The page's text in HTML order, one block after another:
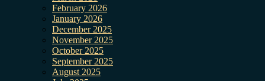
February 2026
January 2026
December 2025
November 2025
October 2025
September 2025
August 2025